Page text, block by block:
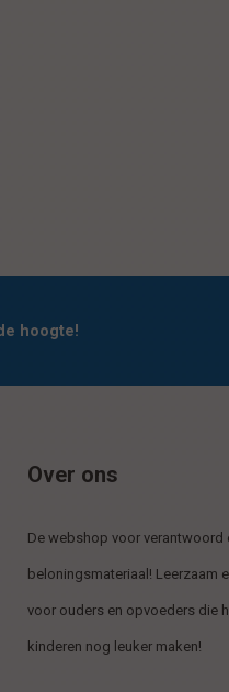
hoogte!
Over ons
De webshop voor verantwoord
beloningsmateriaal! Leerzaam
voor ouders en opvoeders die
kinderen nog leuker maken!